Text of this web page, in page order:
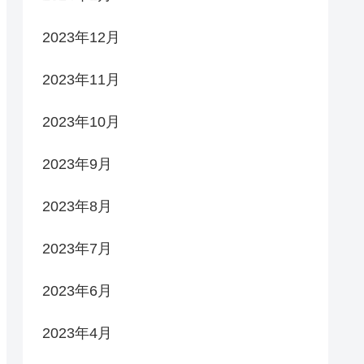
2023年12月
2023年11月
2023年10月
2023年9月
2023年8月
2023年7月
2023年6月
2023年4月